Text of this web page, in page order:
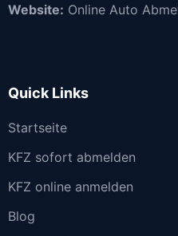
Website: Online Auto
Quick Links
Startseite
KFZ sofort abmelden
KFZ online anmelden
Blog